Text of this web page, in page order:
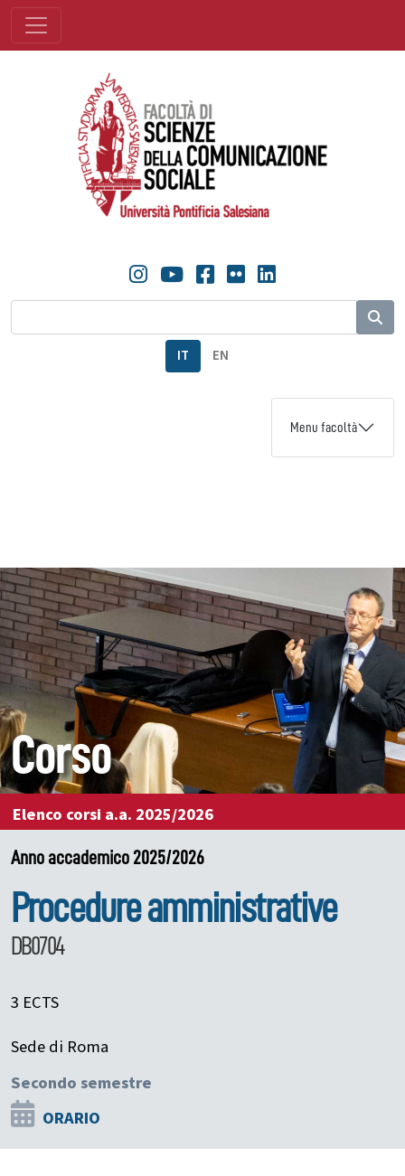
IT EN
Menu facoltà
Corso
Elenco corsi a.a. 2025/2026
Anno accademico 2025/2026
Procedure amministrative
DB0704
3 ECTS
Sede di Roma
Secondo semestre
ORARIO